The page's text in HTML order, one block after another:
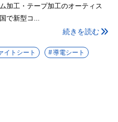
加工・テープ加工のオーティス
で新型コ...
続きを読む
イトシート 導電シート